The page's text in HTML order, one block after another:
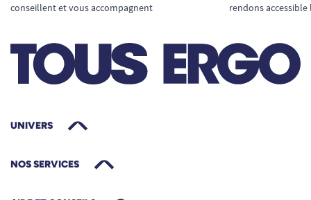
conseillent et vous accompagnent
rendons
UNIVERS
NOS SERVICES